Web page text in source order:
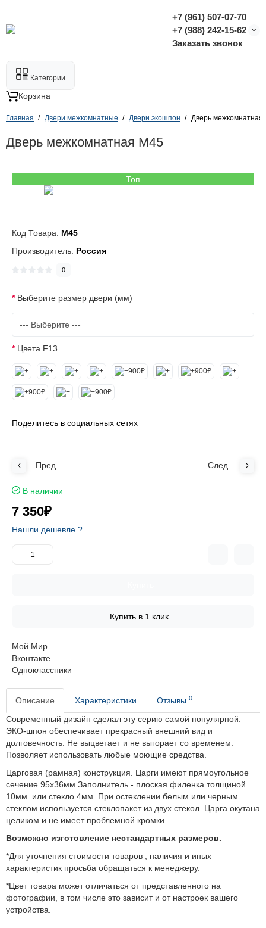
+7 (961) 507-07-70
+7 (988) 242-15-62
Заказать звонок
Категории
Корзина
Главная Двери межкомнатные Двери экошпон Дверь межкомнатная
Дверь межкомнатная M45
Топ
Код Товара: M45
Производитель: Россия
0
Выберите размер двери (мм)
Цвета F13
Поделитесь в социальных сетях
Пред. След.
В наличии
7 350₽
Нашли дешевле ?
Купить в 1 клик
Мой Мир
Вконтакте
Одноклассники
Описание Характеристики Отзывы 0
Современный дизайн сделал эту серию самой популярной.
ЭКО-шпон обеспечивает прекрасный внешний вид и
долговечность. Не выцветает и не выгорает со временем.
Позволяет использовать любые моющие средства.
Царговая (рамная) конструкция. Царги имеют прямоугольное
сечение 95х36мм.Заполнитель - плоская филенка толщиной
10мм. или стекло 4мм. При остеклении белым или черным
стеклом используется стеклопакет из двух стекол. Царга окутана
целиком и не имеет проблемной кромки.
Возможно изготовление нестандартных размеров.
*Для уточнения стоимости товаров , наличия и иных
характеристик просьба обращаться к менеджеру.
*Цвет товара может отличаться от представленного на
фотографии, в том числе это зависит и от настроек вашего
устройства.